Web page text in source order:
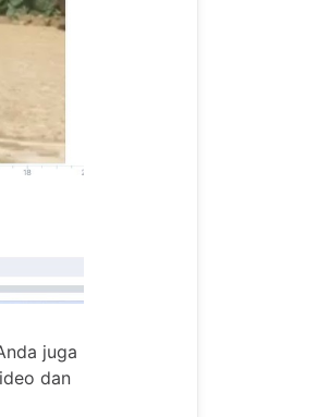
juga
dan